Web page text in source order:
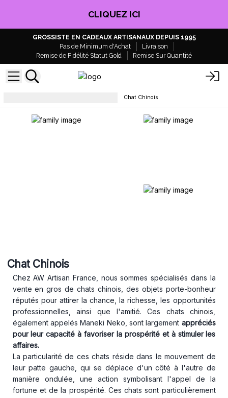
CLIQUEZ ICI
GROSSISTE EN CADEAUX ARTISANAUX DEPUIS 1995
Pas de Minimum d'Achat
Livraison
Remise de Fidélité Statut Gold
Remise Sur Quantité
Chat Chinois
Chat Chinois
Chez AW Artisan France, nous sommes spécialisés dans la
vente en gros de chats chinois, des objets porte-bonheur
réputés pour attirer la chance, la richesse, les opportunités
professionnelles, ainsi que l'amitié. Ces chats chinois,
également appelés Maneki Neko, sont largement appréciés
pour leur capacité à favoriser la prospérité et à stimuler les
affaires.
La particularité de ces chats réside dans le mouvement de
leur patte gauche, qui se déplace d'un côté à l'autre de
manière ondulée, une action symbolisant l'appel de la
fortune et de la prospérité. Ces chats sont particulièrement